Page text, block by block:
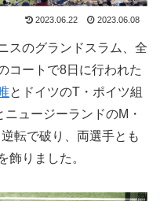
2023.06.22 2023.06.08
スのグランドスラム、全
コートで8日に行われた
とドイツのT・ポイツ組
ュージーランドのM・
転で破り、両選手とも
飾りました。